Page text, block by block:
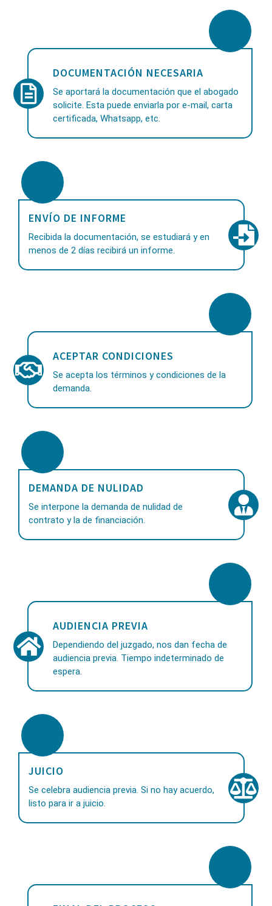
DOCUMENTACIÓN NECESARIA
Se aportará la documentación que el abogado
solicite. Esta puede enviarla por e-mail, carta
certificada, Whatsapp, etc.
ENVÍO DE INFORME
Recibida la documentación, se estudiará y en
menos de 2 días recibirá un informe.
ACEPTAR CONDICIONES
Se acepta los términos y condiciones de la
demanda.
DEMANDA DE NULIDAD
Se interpone la demanda de nulidad de
contrato y la de financiación.
AUDIENCIA PREVIA
Dependiendo del juzgado, nos dan fecha de
audiencia previa. Tiempo indeterminado de
espera.
JUICIO
Se celebra audiencia previa. Si no hay acuerdo,
listo para ir a juicio.